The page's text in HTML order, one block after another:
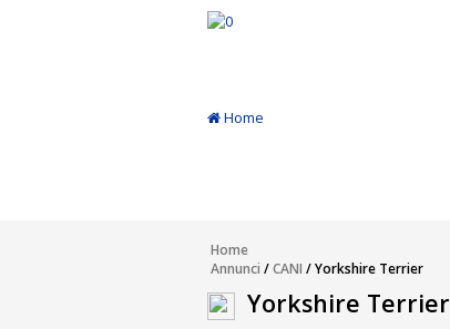
Home
Modifica
Home
Annunci /CANI / Yorkshire Terrier
Yorkshire Terrier